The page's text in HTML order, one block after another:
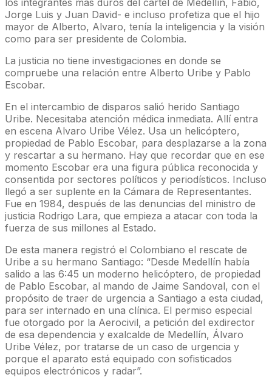
los integrantes más duros del cartel de Medellín, Fabio,
Jorge Luis y Juan David- e incluso profetiza que el hijo
mayor de Alberto, Alvaro, tenía la inteligencia y la visión
como para ser presidente de Colombia.
La justicia no tiene investigaciones en donde se
compruebe una relación entre Alberto Uribe y Pablo
Escobar.
En el intercambio de disparos salió herido Santiago
Uribe. Necesitaba atención médica inmediata. Allí entra
en escena Alvaro Uribe Vélez. Usa un helicóptero,
propiedad de Pablo Escobar, para desplazarse a la zona
y rescartar a su hermano. Hay que recordar que en ese
momento Escobar era una figura pública reconocida y
consentida por sectores políticos y periodísticos. Incluso
llegó a ser suplente en la Cámara de Representantes.
Fue en 1984, después de las denuncias del ministro de
justicia Rodrigo Lara, que empieza a atacar con toda la
fuerza de sus millones al Estado.
De esta manera registró el Colombiano el rescate de
Uribe a su hermano Santiago: “Desde Medellín había
salido a las 6:45 un moderno helicóptero, de propiedad
de Pablo Escobar, al mando de Jaime Sandoval, con el
propósito de traer de urgencia a Santiago a esta ciudad,
para ser internado en una clínica. El permiso especial
fue otorgado por la Aerocivil, a petición del exdirector
de esa dependencia y exalcalde de Medellín, Álvaro
Uribe Vélez, por tratarse de un caso de urgencia y
porque el aparato está equipado con sofisticados
equipos electrónicos y radar”.